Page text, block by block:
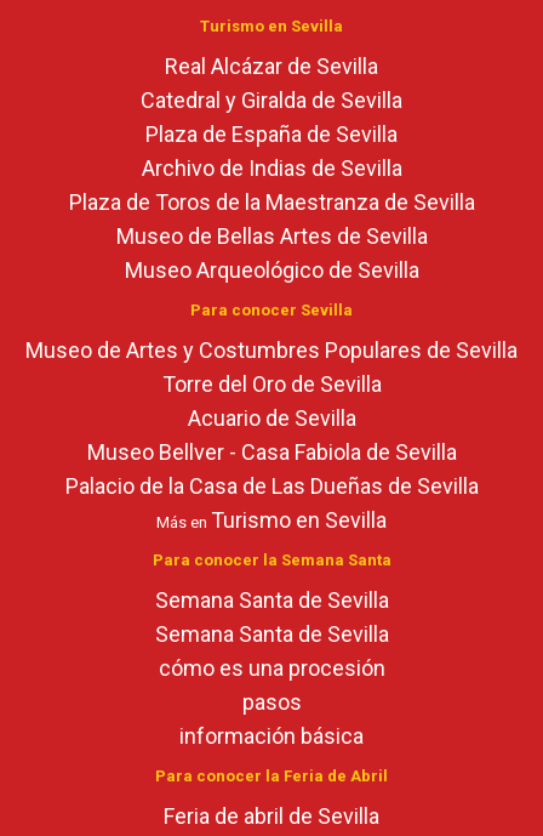
Turismo en Sevilla
Real Alcázar de Sevilla
Catedral y Giralda de Sevilla
Plaza de España de Sevilla
Archivo de Indias de Sevilla
Plaza de Toros de la Maestranza de Sevilla
Museo de Bellas Artes de Sevilla
Museo Arqueológico de Sevilla
Para conocer Sevilla
Museo de Artes y Costumbres Populares de Sevilla
Torre del Oro de Sevilla
Acuario de Sevilla
Museo Bellver - Casa Fabiola de Sevilla
Palacio de la Casa de Las Dueñas de Sevilla
Más en Turismo en Sevilla
Para conocer la Semana Santa
Semana Santa de Sevilla
Semana Santa de Sevilla
cómo es una procesión
pasos
información básica
Para conocer la Feria de Abril
Feria de abril de Sevilla